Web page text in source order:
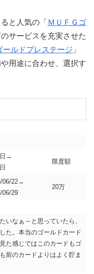
と人気の「 ＭＵＦＧゴ
サービスを充実させた
ールドプレステージ 」
用途に合わせ、選択す
→
限度額
06/22→
06/29
20万
いなぁ～と思っていたら、
た。本当のゴールドカード
た感じではこのカードもゴ
前のカードよりはよく貯ま